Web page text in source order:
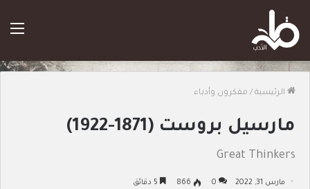
الرئيسية / مفكرون وأدباء
مارسيل بروست (1871-1922)
Great Thinkers
مارس 31, 2022 0
866